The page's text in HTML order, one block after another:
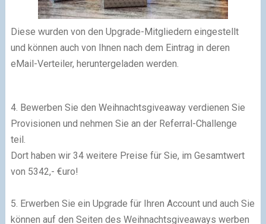
Diese wurden von den Upgrade-Mitgliedern eingestellt
und können auch von Ihnen nach dem Eintrag in deren
eMail-Verteiler, heruntergeladen werden.
4. Bewerben Sie den Weihnachtsgiveaway verdienen Sie
Provisionen und nehmen Sie an der Referral-Challenge
teil.
Dort haben wir 34 weitere Preise für Sie, im Gesamtwert
von 5342,- €uro!
5. Erwerben Sie ein Upgrade für Ihren Account und auch Sie
können auf den Seiten des Weihnachtsgiveaways werben